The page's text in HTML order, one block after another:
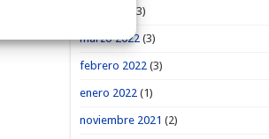
(3)
marzo 2022 (3)
febrero 2022 (3)
enero 2022 (1)
noviembre 2021 (2)